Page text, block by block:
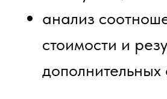
электромобиля для
эксплуатации зимой.
Для согласования времени и